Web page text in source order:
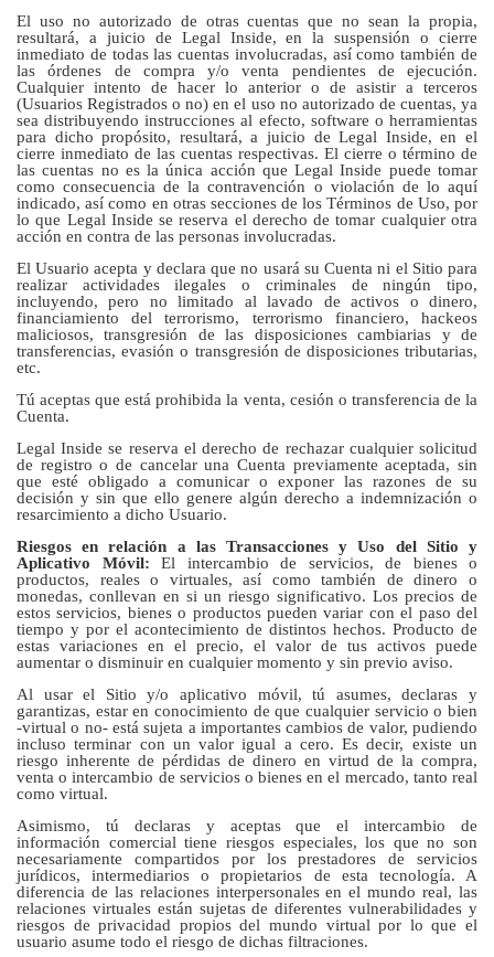
El uso no autorizado de otras cuentas que no sean la propia,
resultará, a juicio de Legal Inside, en la suspensión o cierre
inmediato de todas las cuentas involucradas, así como también de
las órdenes de compra y/o venta pendientes de ejecución.
Cualquier intento de hacer lo anterior o de asistir a terceros
(Usuarios Registrados o no) en el uso no autorizado de cuentas, ya
sea distribuyendo instrucciones al efecto, software o herramientas
para dicho propósito, resultará, a juicio de Legal Inside, en el
cierre inmediato de las cuentas respectivas. El cierre o término de
las cuentas no es la única acción que Legal Inside puede tomar
como consecuencia de la contravención o violación de lo aquí
indicado, así como en otras secciones de los Términos de Uso, por
lo que Legal Inside se reserva el derecho de tomar cualquier otra
acción en contra de las personas involucradas.
El Usuario acepta y declara que no usará su Cuenta ni el Sitio para
realizar actividades ilegales o criminales de ningún tipo,
incluyendo, pero no limitado al lavado de activos o dinero,
financiamiento del terrorismo, terrorismo financiero, hackeos
maliciosos, transgresión de las disposiciones cambiarias y de
transferencias, evasión o transgresión de disposiciones tributarias,
etc.
Tú aceptas que está prohibida la venta, cesión o transferencia de la
Cuenta.
Legal Inside se reserva el derecho de rechazar cualquier solicitud
de registro o de cancelar una Cuenta previamente aceptada, sin
que esté obligado a comunicar o exponer las razones de su
decisión y sin que ello genere algún derecho a indemnización o
resarcimiento a dicho Usuario.
Riesgos en relación a las Transacciones y Uso del Sitio y
Aplicativo Móvil: El intercambio de servicios, de bienes o
productos, reales o virtuales, así como también de dinero o
monedas, conllevan en si un riesgo significativo. Los precios de
estos servicios, bienes o productos pueden variar con el paso del
tiempo y por el acontecimiento de distintos hechos. Producto de
estas variaciones en el precio, el valor de tus activos puede
aumentar o disminuir en cualquier momento y sin previo aviso.
Al usar el Sitio y/o aplicativo móvil, tú asumes, declaras y
garantizas, estar en conocimiento de que cualquier servicio o bien
-virtual o no- está sujeta a importantes cambios de valor, pudiendo
incluso terminar con un valor igual a cero. Es decir, existe un
riesgo inherente de pérdidas de dinero en virtud de la compra,
venta o intercambio de servicios o bienes en el mercado, tanto real
como virtual.
Asimismo, tú declaras y aceptas que el intercambio de
información comercial tiene riesgos especiales, los que no son
necesariamente compartidos por los prestadores de servicios
jurídicos, intermediarios o propietarios de esta tecnología. A
diferencia de las relaciones interpersonales en el mundo real, las
relaciones virtuales están sujetas de diferentes vulnerabilidades y
riesgos de privacidad propios del mundo virtual por lo que el
usuario asume todo el riesgo de dichas filtraciones.